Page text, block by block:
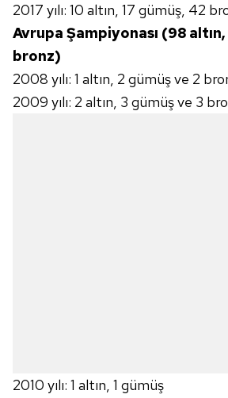
2017 yılı: 10 altın, 17 gümüş, 42
Avrupa Şampiyonası (98
bronz)
2008 yılı: 1 altın, 2 gümüş ve 2
2009 yılı: 2 altın, 3 gümüş ve 3
2010 yılı: 1 altın, 1 gümüş